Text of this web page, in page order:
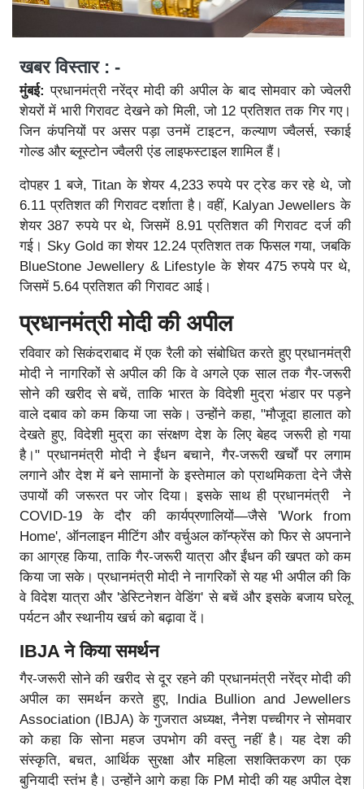
खबर विस्तार : -
मुंबई:प्रधानमंत्री नरेंद्र मोदी की अपील के बाद सोमवार को ज्वेलरी
शेयरों में भारी गिरावट देखने को मिली, जो 12 प्रतिशत तक गिर गए।
जिन कंपनियों पर असर पड़ा उनमें टाइटन, कल्याण ज्वैलर्स, स्काई
गोल्ड और ब्लूस्टोन ज्वैलरी एंड लाइफस्टाइल शामिल हैं।
दोपहर 1 बजे, Titan के शेयर 4,233 रुपये पर ट्रेड कर रहे थे, जो
6.11 प्रतिशत की गिरावट दर्शाता है। वहीं, Kalyan Jewellers के
शेयर 387 रुपये पर थे, जिसमें 8.91 प्रतिशत की गिरावट दर्ज की
गई। Sky Gold का शेयर 12.24 प्रतिशत तक फिसल गया, जबकि
BlueStone Jewellery & Lifestyle के शेयर 475 रुपये पर थे,
जिसमें 5.64 प्रतिशत की गिरावट आई।
प्रधानमंत्री मोदी की अपील
रविवार को सिकंदराबाद में एक रैली को संबोधित करते हुए प्रधानमंत्री
मोदी ने नागरिकों से अपील की कि वे अगले एक साल तक गैर-जरूरी
सोने की खरीद से बचें, ताकि भारत के विदेशी मुद्रा भंडार पर पड़ने
वाले दबाव को कम किया जा सके। उन्होंने कहा, "मौजूदा हालात को
देखते हुए, विदेशी मुद्रा का संरक्षण देश के लिए बेहद जरूरी हो गया
है।" प्रधानमंत्री मोदी ने ईंधन बचाने, गैर-जरूरी खर्चों पर लगाम
लगाने और देश में बने सामानों के इस्तेमाल को प्राथमिकता देने जैसे
उपायों की जरूरत पर जोर दिया। इसके साथ ही प्रधानमंत्री ने
COVID-19 के दौर की कार्यप्रणालियों—जैसे 'Work from
Home', ऑनलाइन मीटिंग और वर्चुअल कॉन्फ्रेंस को फिर से अपनाने
का आग्रह किया, ताकि गैर-जरूरी यात्रा और ईंधन की खपत को कम
किया जा सके। प्रधानमंत्री मोदी ने नागरिकों से यह भी अपील की कि
वे विदेश यात्रा और 'डेस्टिनेशन वेडिंग' से बचें और इसके बजाय घरेलू
पर्यटन और स्थानीय खर्च को बढ़ावा दें।
IBJA ने किया समर्थन
गैर-जरूरी सोने की खरीद से दूर रहने की प्रधानमंत्री नरेंद्र मोदी की
अपील का समर्थन करते हुए, India Bullion and Jewellers
Association (IBJA) के गुजरात अध्यक्ष, नैनेश पच्चीगर ने सोमवार
को कहा कि सोना महज उपभोग की वस्तु नहीं है। यह देश की
संस्कृति, बचत, आर्थिक सुरक्षा और महिला सशक्तिकरण का एक
बुनियादी स्तंभ है। उन्होंने आगे कहा कि PM मोदी की यह अपील देश